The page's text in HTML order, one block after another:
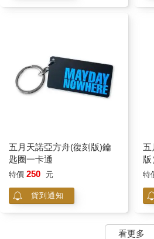
五月天諾亞方舟(復刻版)鑰
匙圈一卡通
特價 250 元
貨到通知
五
版
特
看更多